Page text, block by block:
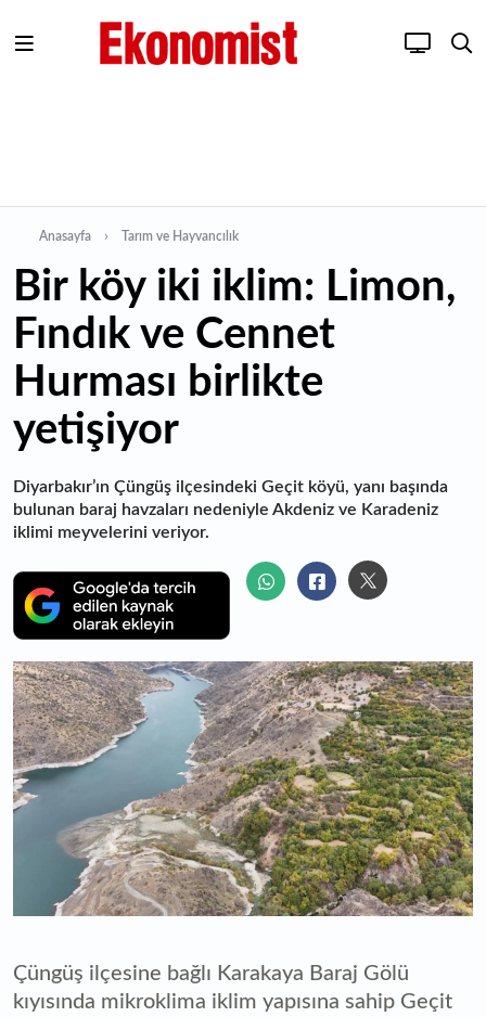
Anasayfa Tarım ve Hayvancılık
Bir köy iki iklim: Limon,
Fındık ve Cennet
Hurması birlikte
yetişiyor
Diyarbakır’ın Çüngüş ilçesindeki Geçit köyü, yanı başında
bulunan baraj havzaları nedeniyle Akdeniz ve Karadeniz
iklimi meyvelerini veriyor.
Çüngüş ilçesine bağlı Karakaya Baraj Gölü
kıyısında mikroklima iklim yapısına sahip Geçit